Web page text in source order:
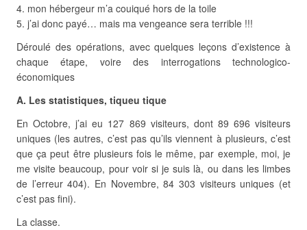
4. mon hébergeur m’a couiqué hors de la toile
5. j’ai donc payé… mais ma vengeance sera terrible !!!
Déroulé des opérations, avec quelques leçons d’existence à
chaque étape, voire des interrogations technologico-
économiques
A. Les statistiques, tiqueu tique
En Octobre, j’ai eu 127 869 visiteurs, dont 89 696 visiteurs
uniques (les autres, c’est pas qu’ils viennent à plusieurs, c’est
que ça peut être plusieurs fois le même, par exemple, moi, je
me visite beaucoup, pour voir si je suis là, ou dans les limbes
de l’erreur 404). En Novembre, 84 303 visiteurs uniques (et
c’est pas fini).
La classe.